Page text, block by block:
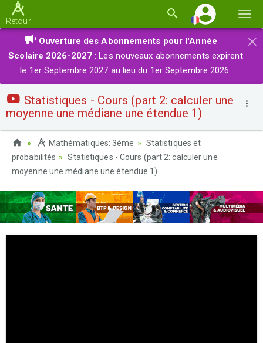
la
Retour
×
Ouverture des Abonnements pour l'Année
Scolaire 2026-2027 : Les nouveaux abonnements expirent
le 1er Septembre 2027 au lieu du 1er Septembre 2026.
Statistiques - Cours (part 2: calculer une
moyenne une médiane une étendue 1)
Mathématiques: 3ème
Statistiques et
probabilités
Statistiques - Cours (part 2: calculer une
moyenne une médiane une étendue 1)